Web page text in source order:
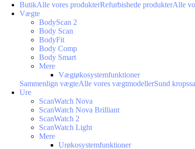
ButikAlle vores produkterRefurbishede produkterAlle
Vægte
BodyScan 2
Body Scan
BodyFit
Body Comp
Body Smart
Mere
Vægtøkosystemfunktioner
Sammenlign vægteAlle vores vægtmodellerSund
Ure
ScanWatch Nova
ScanWatch Nova Brilliant
ScanWatch 2
ScanWatch Light
Mere
Urøkosystemfunktioner